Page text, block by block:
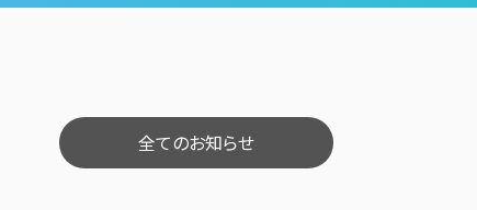
全てのお知らせ